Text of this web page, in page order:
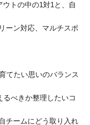
トの中の1対1と、自
ーン対応、マルチスポ
てたい思いのバランス
べきか整理したいコ
チームにどう取り入れ